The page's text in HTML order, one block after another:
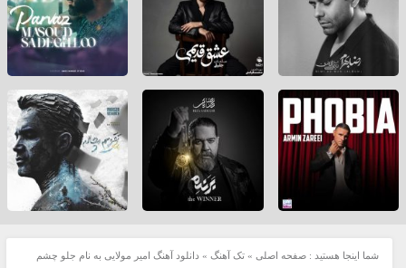
شما اینجا هستید : صفحه اصلی » تک آهنگ » دانلود آهنگ امیر مولایی به نام جلو چشم